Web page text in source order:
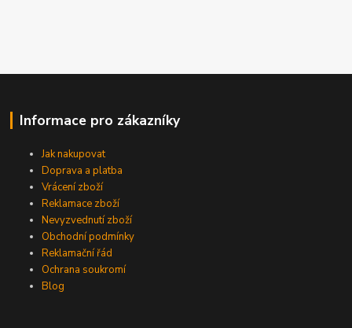
Informace pro zákazníky
Jak nakupovat
Doprava a platba
Vrácení zboží
Reklamace zboží
Nevyzvednutí zboží
Obchodní podmínky
Reklamační řád
Ochrana soukromí
Blog